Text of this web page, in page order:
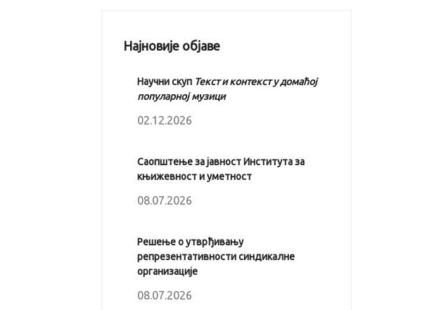
Најновије објаве
Научни скуп Текст и контекст у домаћој
популарној музици
02.12.2026
Саопштење за јавност Института за
књижевност и уметност
08.07.2026
Решење о утврђивању
репрезентативности синдикалне
организације
08.07.2026